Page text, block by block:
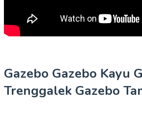
Gazebo Gazebo Kayu
Trenggalek Gazebo